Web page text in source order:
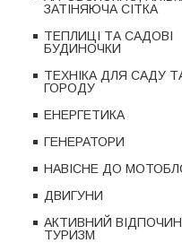
ЗАТІНЯЮЧА СІТКА
ТЕПЛИЦІ ТА САДОВІ
БУДИНОЧКИ
ТЕХНІКА ДЛЯ САДУ
ГОРОДУ
ЕНЕРГЕТИКА
ГЕНЕРАТОРИ
НАВІСНЕ ДО
ДВИГУНИ
АКТИВНИЙ
ТУРИЗМ